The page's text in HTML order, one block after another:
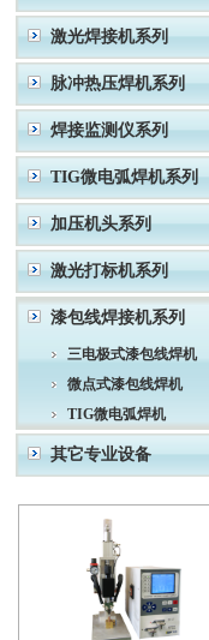
激光焊接机系列
脉冲热压焊机系列
焊接监测仪系列
TIG微电弧焊机系列
加压机头系列
激光打标机系列
漆包线焊接机系列
三电极式漆包线焊机
微点式漆包线焊机
TIG微电弧焊机
其它专业设备